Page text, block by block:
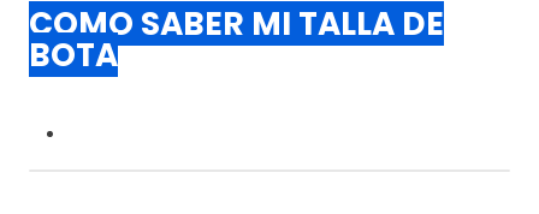
COMO SABER MI TALLA DE
BOTA